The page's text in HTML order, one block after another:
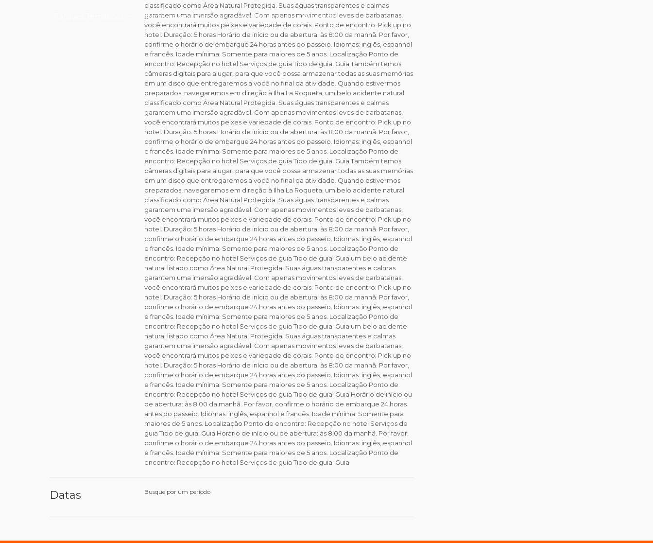
Parques Aquáticos Espetáculos Atividades
classificado como Área Natural Protegida. Suas águas transparentes e calmas
garantem uma imersão agradável. Com apenas movimentos leves de barbatanas,
você encontrará muitos peixes e variedade de corais. Ponto de encontro: Pick up no
hotel. Duração: 5 horas Horário de início ou de abertura: às 8:00 da manhã. Por favor,
confirme o horário de embarque 24 horas antes do passeio. Idiomas: inglês, espanhol
e francês. Idade mínima: Somente para maiores de 5 anos. Localização Ponto de
encontro: Recepção no hotel Serviços de guia Tipo de guia: Guia Também temos
câmeras digitais para alugar, para que você possa armazenar todas as suas memórias
em um disco que entregaremos a você no final da atividade. Quando estivermos
preparados, navegaremos em direção à Ilha La Roqueta, um belo acidente natural
classificado como Área Natural Protegida. Suas águas transparentes e calmas
garantem uma imersão agradável. Com apenas movimentos leves de barbatanas,
você encontrará muitos peixes e variedade de corais. Ponto de encontro: Pick up no
hotel. Duração: 5 horas Horário de início ou de abertura: às 8:00 da manhã. Por favor,
confirme o horário de embarque 24 horas antes do passeio. Idiomas: inglês, espanhol
e francês. Idade mínima: Somente para maiores de 5 anos. Localização Ponto de
encontro: Recepção no hotel Serviços de guia Tipo de guia: Guia Também temos
câmeras digitais para alugar, para que você possa armazenar todas as suas memórias
em um disco que entregaremos a você no final da atividade. Quando estivermos
preparados, navegaremos em direção à Ilha La Roqueta, um belo acidente natural
classificado como Área Natural Protegida. Suas águas transparentes e calmas
garantem uma imersão agradável. Com apenas movimentos leves de barbatanas,
você encontrará muitos peixes e variedade de corais. Ponto de encontro: Pick up no
hotel. Duração: 5 horas Horário de início ou de abertura: às 8:00 da manhã. Por favor,
confirme o horário de embarque 24 horas antes do passeio. Idiomas: inglês, espanhol
e francês. Idade mínima: Somente para maiores de 5 anos. Localização Ponto de
encontro: Recepção no hotel Serviços de guia Tipo de guia: Guia um belo acidente
natural listado como Área Natural Protegida. Suas águas transparentes e calmas
garantem uma imersão agradável. Com apenas movimentos leves de barbatanas,
você encontrará muitos peixes e variedade de corais. Ponto de encontro: Pick up no
hotel. Duração: 5 horas Horário de início ou de abertura: às 8:00 da manhã. Por favor,
confirme o horário de embarque 24 horas antes do passeio. Idiomas: inglês, espanhol
e francês. Idade mínima: Somente para maiores de 5 anos. Localização Ponto de
encontro: Recepção no hotel Serviços de guia Tipo de guia: Guia um belo acidente
natural listado como Área Natural Protegida. Suas águas transparentes e calmas
garantem uma imersão agradável. Com apenas movimentos leves de barbatanas,
você encontrará muitos peixes e variedade de corais. Ponto de encontro: Pick up no
hotel. Duração: 5 horas Horário de início ou de abertura: às 8:00 da manhã. Por favor,
confirme o horário de embarque 24 horas antes do passeio. Idiomas: inglês, espanhol
e francês. Idade mínima: Somente para maiores de 5 anos. Localização Ponto de
encontro: Recepção no hotel Serviços de guia Tipo de guia: Guia Horário de início ou
de abertura: às 8:00 da manhã. Por favor, confirme o horário de embarque 24 horas
antes do passeio. Idiomas: inglês, espanhol e francês. Idade mínima: Somente para
maiores de 5 anos. Localização Ponto de encontro: Recepção no hotel Serviços de
guia Tipo de guia: Guia Horário de início ou de abertura: às 8:00 da manhã. Por favor,
confirme o horário de embarque 24 horas antes do passeio. Idiomas: inglês, espanhol
e francês. Idade mínima: Somente para maiores de 5 anos. Localização Ponto de
encontro: Recepção no hotel Serviços de guia Tipo de guia: Guia
Datas Busque por um período